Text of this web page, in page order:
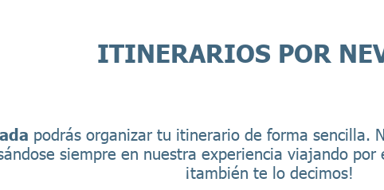
ITINERARIOS POR
podrás organizar tu itinerario de forma sencilla.
siempre en nuestra experiencia viajando
¡también te lo decimos!